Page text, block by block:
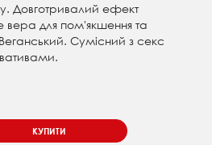
Довготривалий ефект
вера для пом'якшення та
Сумісний з секс
КУПИТИ